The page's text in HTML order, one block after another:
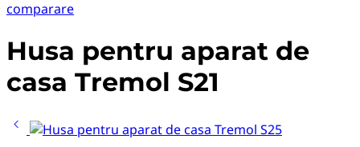
comparare
Husa pentru aparat de
casa Tremol S21